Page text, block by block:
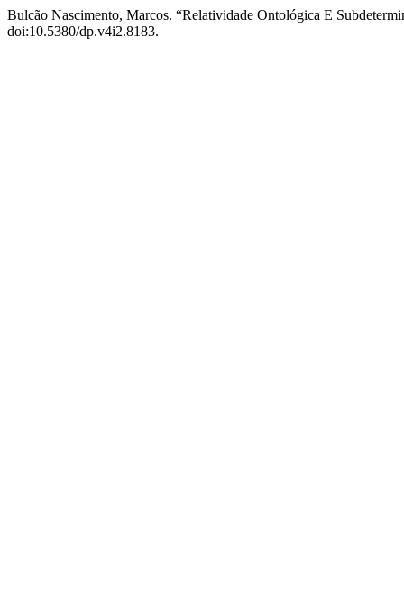
Bulcão Nascimento, Marcos. “Relatividade Ontológica E
doi:10.5380/dp.v4i2.8183.